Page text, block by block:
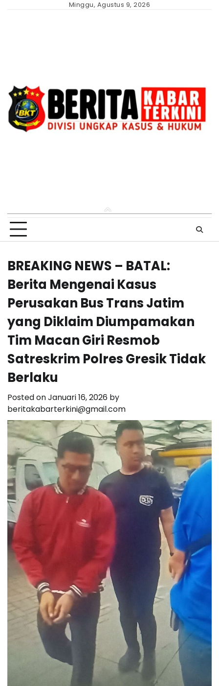
Minggu, Agustus 9, 2026
BREAKING NEWS – BATAL:
Berita Mengenai Kasus
Perusakan Bus Trans Jatim
yang Diklaim Diumpamakan
Tim Macan Giri Resmob
Satreskrim Polres Gresik Tidak
Berlaku
Posted onJanuari 16, 2026 by
beritakabarterkini@gmail.com